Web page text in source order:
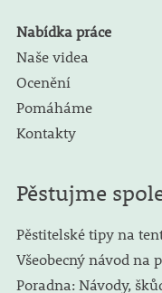
Nabídka práce
Naše videa
Ocenění
Pomáháme
Kontakty
Pěstujme
Pěstitelské tipy na
Všeobecný návod na
Poradna: Návody,